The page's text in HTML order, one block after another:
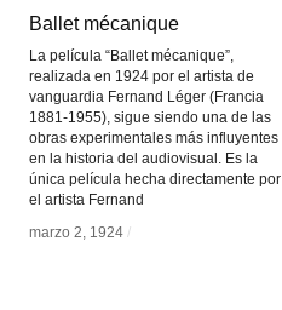
Ballet mécanique
La película “Ballet mécanique”,
realizada en 1924 por el artista de
vanguardia Fernand Léger (Francia
1881-1955), sigue siendo una de las
obras experimentales más influyentes
en la historia del audiovisual. Es la
única película hecha directamente por
el artista Fernand
marzo 2, 1924 /
Ballet mécanique
marzo 2, 1924 /